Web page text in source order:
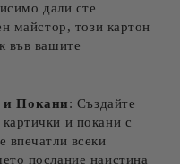
дали сте
майстор, този картон
във вашите
и Покани: Създайте
и покани с
впечатли всеки
послание наистина